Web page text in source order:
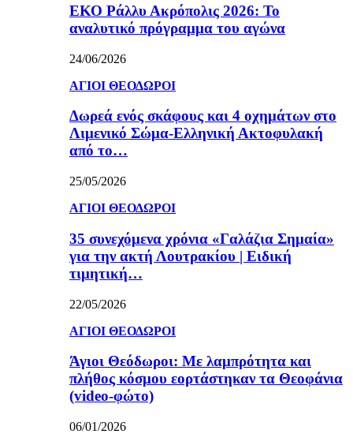
ΕΚΟ Ράλλυ Ακρόπολις 2026: Το
αναλυτικό πρόγραμμα του αγώνα
24/06/2026
ΑΓΙΟΙ ΘΕΟΔΩΡΟΙ
Δωρεά ενός σκάφους και 4 οχημάτων στο
Λιμενικό Σώμα-Ελληνική Ακτοφυλακή
από το…
25/05/2026
ΑΓΙΟΙ ΘΕΟΔΩΡΟΙ
35 συνεχόμενα χρόνια «Γαλάζια Σημαία»
για την ακτή Λουτρακίου | Ειδική
τιμητική…
22/05/2026
ΑΓΙΟΙ ΘΕΟΔΩΡΟΙ
Άγιοι Θεόδωροι: Με λαμπρότητα και
πλήθος κόσμου εορτάστηκαν τα Θεοφάνια
(video-φώτο)
06/01/2026